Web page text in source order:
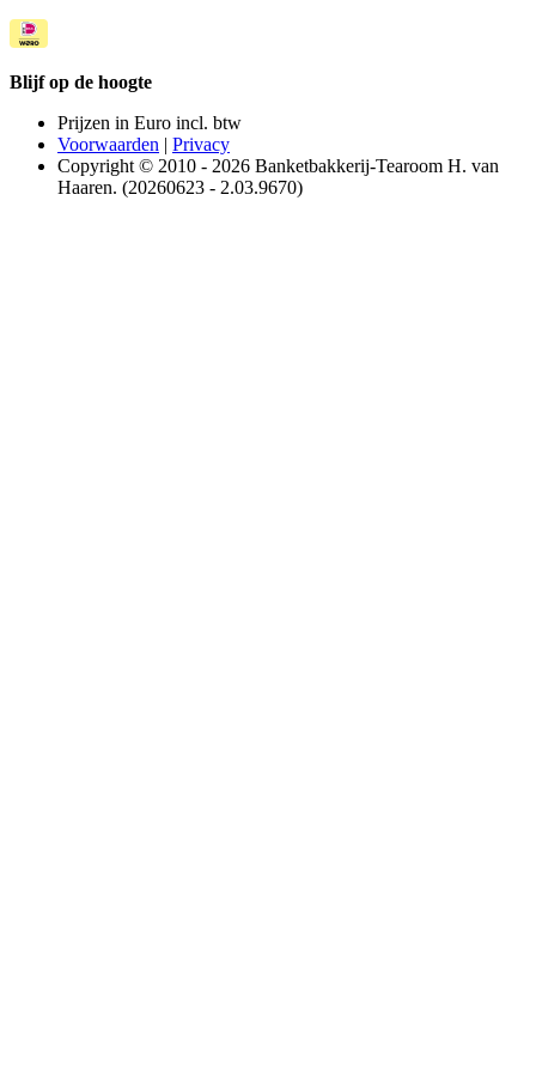
Blijf op de hoogte
Prijzen in Euro incl. btw
Voorwaarden | Privacy
Copyright © 2010 - 2026 Banketbakkerij-Tearoom H. van
Haaren. (20260623 - 2.03.9670)